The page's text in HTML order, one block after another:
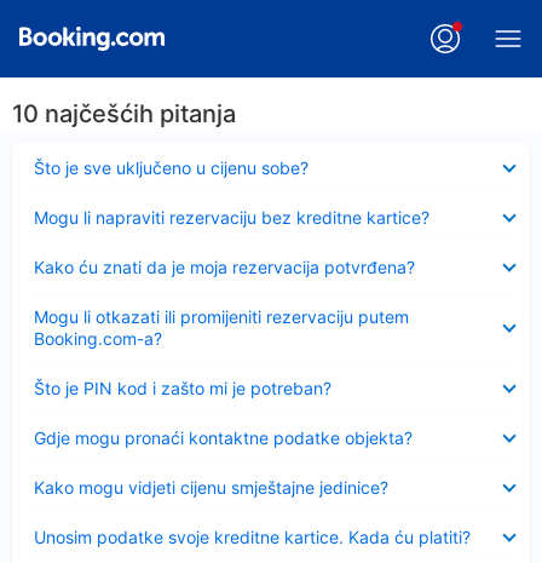
10 najčešćih pitanja
Što je sve uključeno u cijenu sobe?
Sažeto
Mogu li napraviti rezervaciju bez kreditne kartice?
Kako ću znati da je moja rezervacija potvrđena?
Mogu li otkazati ili promijeniti rezervaciju putem
Booking.com-a?
Što je PIN kod i zašto mi je potreban?
Sažeto
Gdje mogu pronaći kontaktne podatke objekta?
Kako mogu vidjeti cijenu smještajne jedinice?
Unosim podatke svoje kreditne kartice. Kada ću platiti?